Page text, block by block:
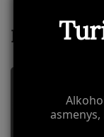
Panašūs